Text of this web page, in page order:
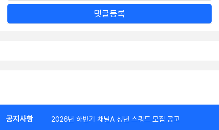
댓글등록
공지사항 2026년 하반기 채널A 청년 스쿼드 모집 공고